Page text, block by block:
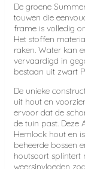
De groene
touwen die
frame is volledig
Het stoffen
raken. Water kan
vervaardigd in
bestaan uit zwart
De unieke
uit hout en
ervoor dat de
de tuin past. Deze
Hemlock hout en
beheerde bossen
houtsoort splintert
weersinvloeden